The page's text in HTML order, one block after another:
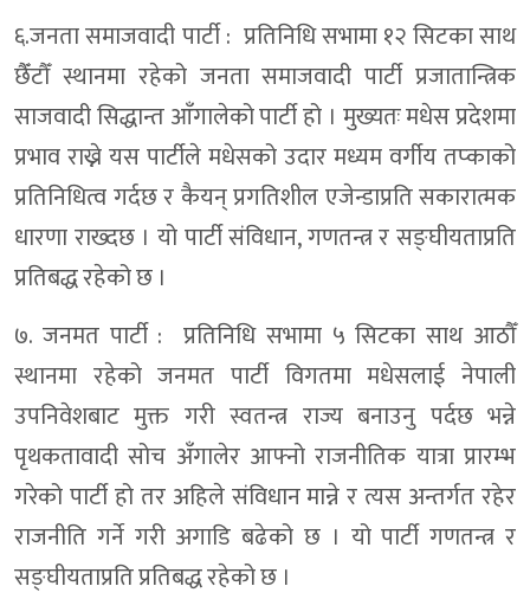
६.जनता समाजवादी पार्टी : प्रतिनिधि सभामा १२ सिटका साथ
छैँटौँ स्थानमा रहेको जनता समाजवादी पार्टी प्रजातान्त्रिक
साजवादी सिद्धान्त आँगालेको पार्टी हो । मुख्यतः मधेस प्रदेशमा
प्रभाव राख्ने यस पार्टीले मधेसको उदार मध्यम वर्गीय तप्काको
प्रतिनिधित्व गर्दछ र कैयन् प्रगतिशील एजेन्डाप्रति सकारात्मक
धारणा राख्दछ । यो पार्टी संविधान, गणतन्त्र र सङ्घीयताप्रति
प्रतिबद्ध रहेको छ ।
७. जनमत पार्टी : प्रतिनिधि सभामा ५ सिटका साथ आठौँ
स्थानमा रहेको जनमत पार्टी विगतमा मधेसलाई नेपाली
उपनिवेशबाट मुक्त गरी स्वतन्त्र राज्य बनाउनु पर्दछ भन्ने
पृथकतावादी सोच अँगालेर आफ्नो राजनीतिक यात्रा प्रारम्भ
गरेको पार्टी हो तर अहिले संविधान मान्ने र त्यस अन्तर्गत रहेर
राजनीति गर्ने गरी अगाडि बढेको छ । यो पार्टी गणतन्त्र र
सङ्घीयताप्रति प्रतिबद्ध रहेको छ ।